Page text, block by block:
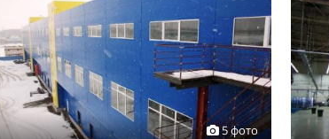
5 фото